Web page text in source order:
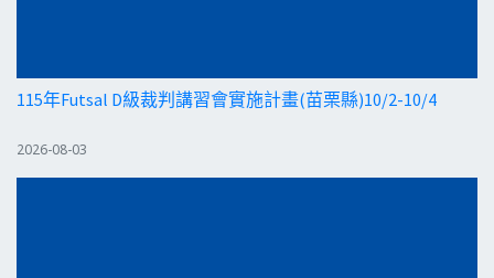
115年Futsal D級裁判講習會實施計畫(苗栗縣)10/2-10/4
2026-08-03